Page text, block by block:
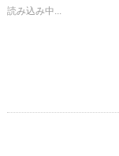
共
有
開 し
読み込み中...